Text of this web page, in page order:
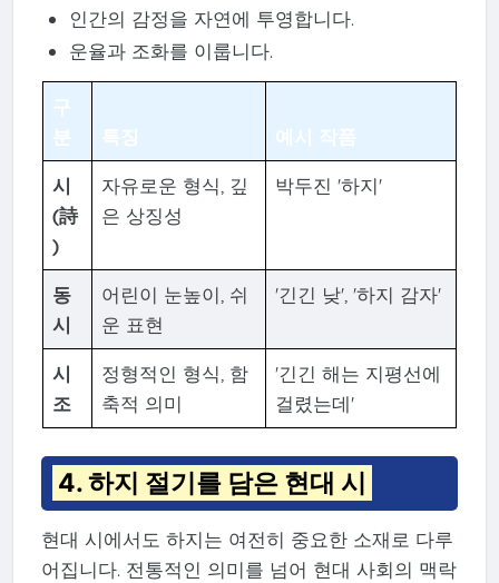
인간의 감정을 자연에 투영합니다.
운율과 조화를 이룹니다.
구
분
특징 예시 작품
시
(詩
)
자유로운 형식, 깊
은 상징성
박두진 '하지'
동
시
어린이 눈높이, 쉬
운 표현
'긴긴 낮', '하지 감자'
시
조
정형적인 형식, 함
축적 의미
'긴긴 해는 지평선에
걸렸는데'
4. 하지 절기를 담은 현대 시
현대 시에서도 하지는 여전히 중요한 소재로 다루
어집니다. 전통적인 의미를 넘어 현대 사회의 맥락